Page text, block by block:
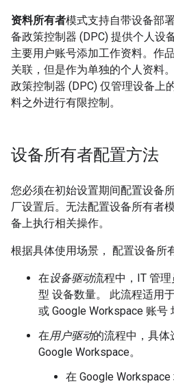
资料所有者模式支持自带设备部
备政策控制器 (DPC) 提供个人设
主要用户账号添加工作资料。作
关联，但是作为单独的个人资料
政策控制器 (DPC) 仅管理设备上
料之外进行有限控制。
设备所有者配置方法
您必须在初始设置期间配置设备
厂设置后。无法配置设备所有者
备上执行相关操作。
根据具体使用场景， 配置设备所
在设备驱动流程中，IT 管
型 设备数量。 此流程适用
或 Google Workspace 账号
在用户驱动的流程中，具体
Google Workspace。
在 Google